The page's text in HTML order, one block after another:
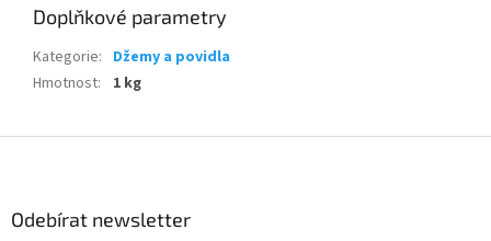
Doplňkové parametry
Kategorie: Džemy a povidla
Hmotnost: 1 kg
Odebírat newsletter